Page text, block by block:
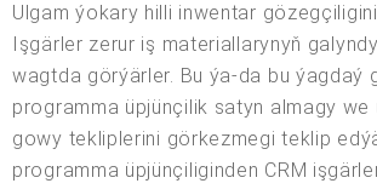
Ulgam ýokary hilli inwentar
Işgärler zerur iş materiallarynyň
wagtda görýärler. Bu ýa-da bu ýagdaý
programma üpjünçilik satyn almagy we
gowy tekliplerini görkezmegi teklip
programma üpjünçiliginden CRM